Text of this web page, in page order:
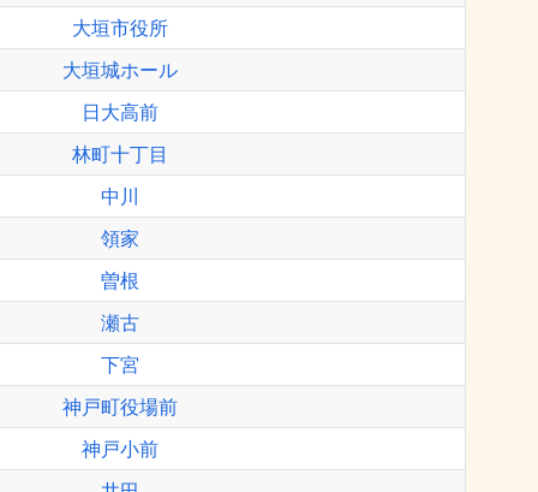
大垣市役所
大垣城ホール
日大高前
林町十丁目
中川
領家
曽根
瀬古
下宮
神戸町役場前
神戸小前